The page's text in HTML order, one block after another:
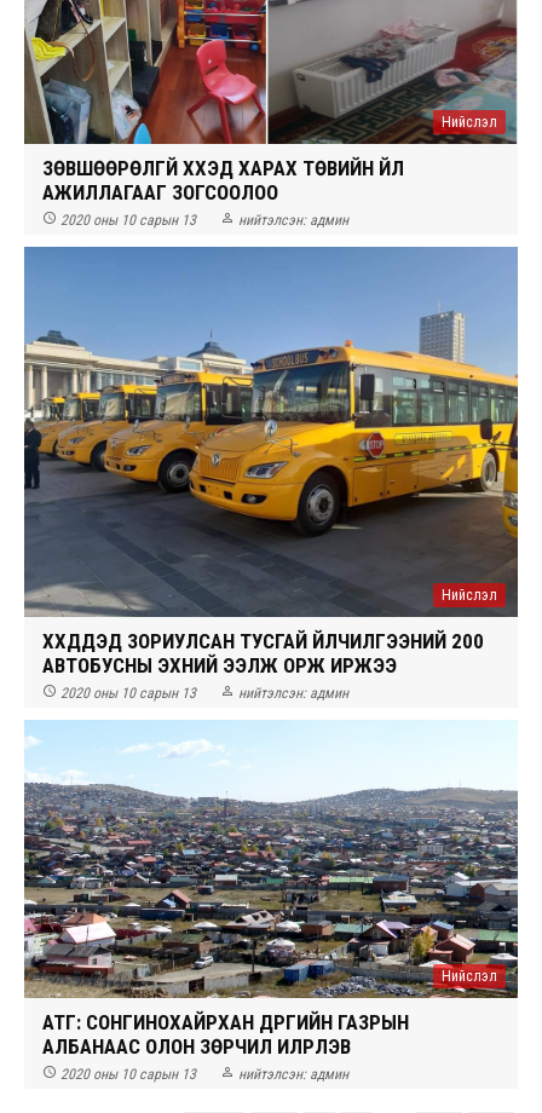
Нийслэл
ЗӨВШӨӨРӨЛГҮЙ ХҮҮХЭД ХАРАХ ТӨВИЙН ҮЙЛ
АЖИЛЛАГААГ ЗОГСООЛОО
 2020 оны 10 сарын 13  нийтэлсэн: админ
Нийслэл
ХҮҮХДҮҮДЭД ЗОРИУЛСАН ТУСГАЙ ҮЙЛЧИЛГЭЭНИЙ 200
АВТОБУСНЫ ЭХНИЙ ЭЭЛЖ ОРЖ ИРЖЭЭ
 2020 оны 10 сарын 13  нийтэлсэн: админ
Нийслэл
АТГ: СОНГИНОХАЙРХАН ДҮҮРГИЙН ГАЗРЫН
АЛБАНААС ОЛОН ЗӨРЧИЛ ИЛРҮҮЛЭВ
 2020 оны 10 сарын 13  нийтэлсэн: админ